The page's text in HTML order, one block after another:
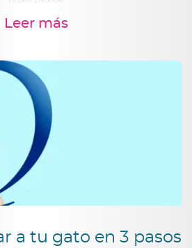
Leer más
a tu gato en 3 pasos
maneras de
historias que en Regio nos
infinitas maneras de
aquí